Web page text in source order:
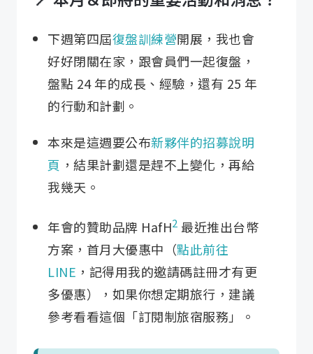
下週第四屆復盤訓練營開展，我也會
好好閉關在家，跟會員們一起復盤，
盤點 24 年的成長、經驗，還有 25 年
的行動和計劃。
本來是這週要公布新夥伴的招募說明
頁 ，結果計劃還是趕不上變化，再給
我幾天。
年會的贊助品牌 HafH2 最近推出台幣
方案，首月大優惠中（點此前往
LINE ，記得用我的邀請碼註冊才有更
多優惠），如果你想定期旅行，建議
參考看看這個「訂閱制旅宿服務」。